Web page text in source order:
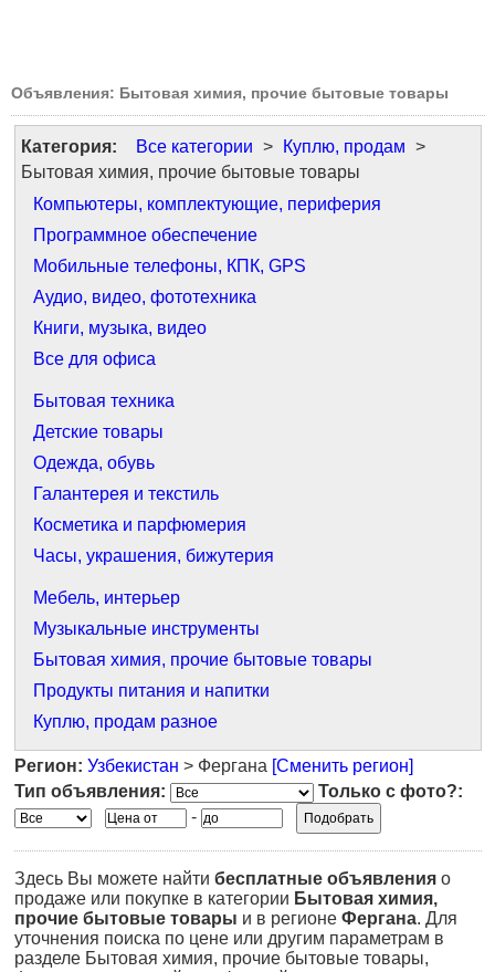
Объявления: Бытовая химия, прочие бытовые товары
Категория: Все категории > Куплю, продам >
Бытовая химия, прочие бытовые товары
Компьютеры, комплектующие, периферия
Программное обеспечение
Мобильные телефоны, КПК, GPS
Аудио, видео, фототехника
Книги, музыка, видео
Все для офиса
Бытовая техника
Детские товары
Одежда, обувь
Галантерея и текстиль
Косметика и парфюмерия
Часы, украшения, бижутерия
Мебель, интерьер
Музыкальные инструменты
Бытовая химия, прочие бытовые товары
Продукты питания и напитки
Куплю, продам разное
Регион: Узбекистан > Фергана [Сменить регион]
Тип объявления:
Только с фото?:
-
Здесь Вы можете найти бесплатные объявления о
продаже или покупке в категории Бытовая химия,
прочие бытовые товары и в регионе Фергана. Для
уточнения поиска по цене или другим параметрам в
разделе Бытовая химия, прочие бытовые товары,